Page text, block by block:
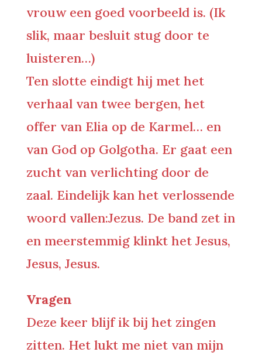
vrouw een goed voorbeeld is. (Ik
slik, maar besluit stug door te
luisteren…)
Ten slotte eindigt hij met het
verhaal van twee bergen, het
offer van Elia op de Karmel… en
van God op Golgotha. Er gaat een
zucht van verlichting door de
zaal. Eindelijk kan het verlossende
woord vallen:Jezus. De band zet in
en meerstemmig klinkt het Jesus,
Jesus, Jesus.
Vragen
Deze keer blijf ik bij het zingen
zitten. Het lukt me niet van mijn